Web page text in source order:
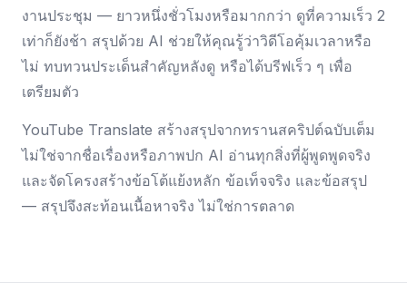
งานประชุม — ยาวหนึ่งชั่วโมงหรือมากกว่า ดูที่ความเร็ว 2
เท่าก็ยังช้า สรุปด้วย AI ช่วยให้คุณรู้ว่าวิดีโอคุ้มเวลาหรือ
ไม่ ทบทวนประเด็นสำคัญหลังดู หรือได้บรีฟเร็ว ๆ เพื่อ
เตรียมตัว
YouTube Translate สร้างสรุปจากทรานสคริปต์ฉบับเต็ม
ไม่ใช่จากชื่อเรื่องหรือภาพปก AI อ่านทุกสิ่งที่ผู้พูดพูดจริง
และจัดโครงสร้างข้อโต้แย้งหลัก ข้อเท็จจริง และข้อสรุป
— สรุปจึงสะท้อนเนื้อหาจริง ไม่ใช่การตลาด